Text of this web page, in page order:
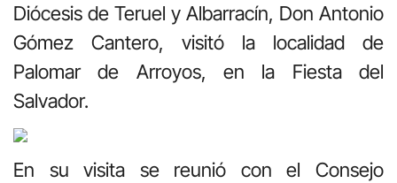
Diócesis de Teruel y Albarracín, Don Antonio
Gómez Cantero, visitó la localidad de
Palomar de Arroyos, en la Fiesta del
Salvador.
En su visita se reunió con el Consejo